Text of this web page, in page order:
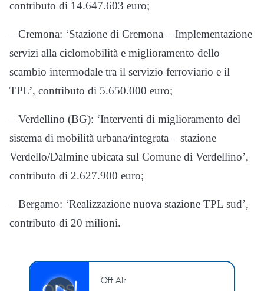
contributo di 14.647.603 euro;
– Cremona: ‘Stazione di Cremona – Implementazione
servizi alla ciclomobilità e miglioramento dello
scambio intermodale tra il servizio ferroviario e il
TPL’, contributo di 5.650.000 euro;
– Verdellino (BG): ‘Interventi di miglioramento del
sistema di mobilità urbana/integrata – stazione
Verdello/Dalmine ubicata sul Comune di Verdellino’,
contributo di 2.627.900 euro;
– Bergamo: ‘Realizzazione nuova stazione TPL sud’,
contributo di 20 milioni.